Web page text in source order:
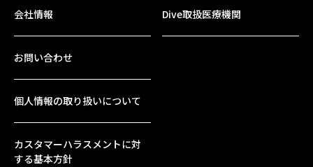
会社情報 Dive取扱医療機関
お問い合わせ
個人情報の取り扱いについて
カスタマーハラスメントに対
する基本方針